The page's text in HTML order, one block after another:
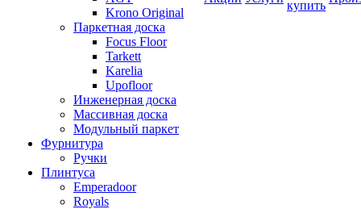
Krono Original
Паркетная доска
Focus Floor
Tarkett
Karelia
Upofloor
Инженерная доска
Массивная доска
Модульный паркет
Фурнитура
Ручки
Плинтуса
Emperadoor
Royals
купить